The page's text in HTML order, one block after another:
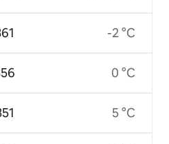
-2 °C
0 °C
5 °C